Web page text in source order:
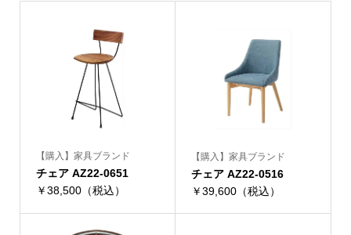
【購入】家具ブランド
チェア AZ22-0651
￥38,500（税込）
【購入】家具ブランド
チェア AZ22-0516
￥39,600（税込）